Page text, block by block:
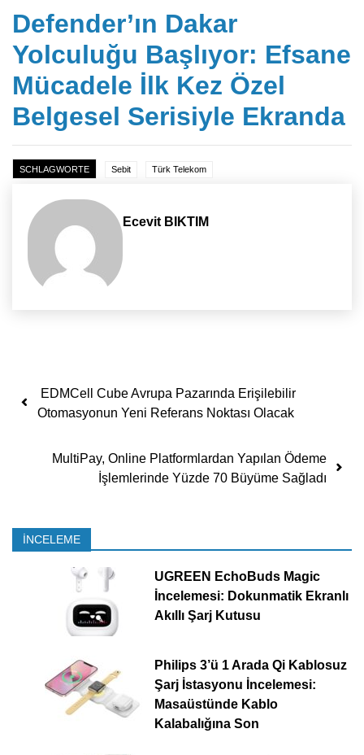
Defender’ın Dakar
Yolculuğu Başlıyor: Efsane
Mücadele İlk Kez Özel
Belgesel Serisiyle Ekranda
SCHLAGWORTE Sebit Türk Telekom
Ecevit BIKTIM
Yazı dolaşımı
EDMCell Cube Avrupa Pazarında Erişilebilir
Otomasyonun Yeni Referans Noktası Olacak
MultiPay, Online Platformlardan Yapılan Ödeme
İşlemlerinde Yüzde 70 Büyüme Sağladı
İNCELEME
UGREEN EchoBuds Magic
İncelemesi: Dokunmatik Ekranlı
Akıllı Şarj Kutusu
Philips 3’ü 1 Arada Qi Kablosuz
Şarj İstasyonu İncelemesi:
Masaüstünde Kablo
Kalabalığına Son